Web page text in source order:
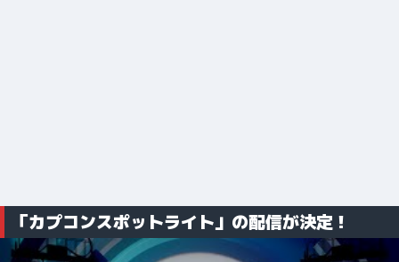
「カプコンスポットライト」の配信が決定！